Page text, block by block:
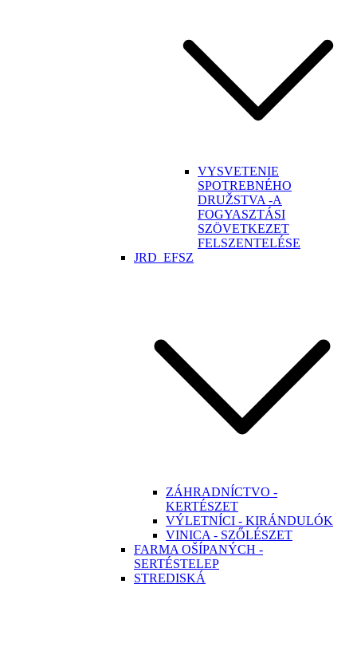
VYSVETENIE
SPOTREBNÉHO
DRUŽSTVA -A
FOGYASZTÁSI
SZÖVETKEZET
FELSZENTELÉSE
JRD_EFSZ
ZÁHRADNÍCTVO -
KERTÉSZET
VÝLETNÍCI - KIRÁNDULÓK
VINICA - SZŐLÉSZET
FARMA OŠÍPANÝCH -
SERTÉSTELEP
STREDISKÁ